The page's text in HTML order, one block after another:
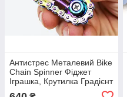
Антистрес Металевий Bike
Chain Spinner Фіджет
Іграшка, Крутилка Градієнт